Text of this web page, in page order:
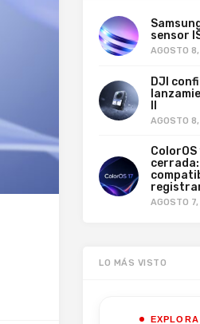
sensor
AGOSTO
DJI
AGOSTO
AGOSTO
LO MÁS VISTO